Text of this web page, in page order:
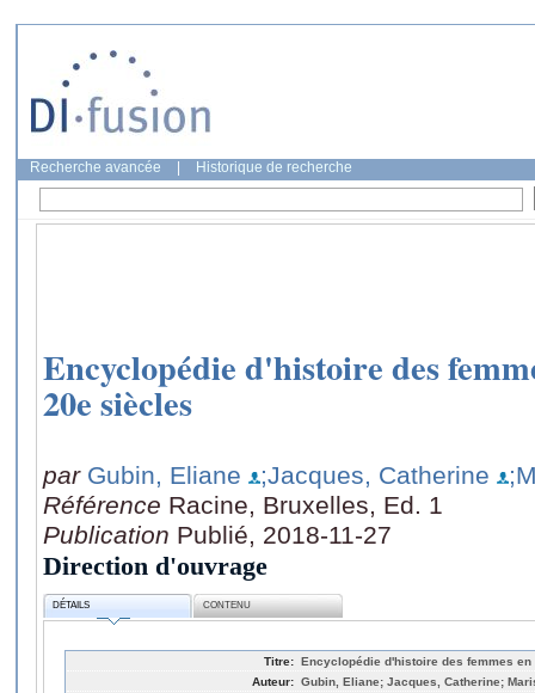
Recherche avancée Historique de recherche
Encyclopédie d'histoire des
20e siècles
par Gubin, Eliane ;Jacques, Catherine
Référence Racine, Bruxelles, Ed. 1
Publication Publié, 2018-11-27
Direction d'ouvrage
DÉTAILS CONTENU
Titre: Encyclopédie d'histoire des femmes
Auteur: Gubin, Eliane; Jacques, Catherine;